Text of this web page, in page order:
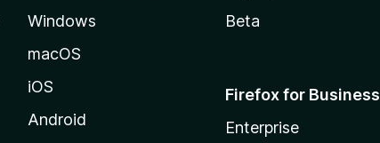
Windows
macOS
iOS
Android
Beta
Firefox for Business
Enterprise